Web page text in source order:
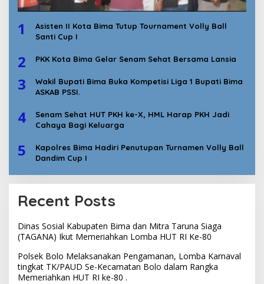
1
Asisten II Kota Bima Tutup Tournament Volly Ball
Santi Cup I
2 PKK Kota Bima Gelar Senam Sehat Bersama Lansia
3
Wakil Bupati Bima Buka Kompetisi Liga 1 Bupati Bima
ASKAB PSSI.
4
Senam Sehat HUT PKH ke-X, HML Harap PKH Jadi
Cahaya Bagi Keluarga
5
Kapolres Bima Hadiri Penutupan Turnamen Volly Ball
Dandim Cup I
Recent Posts
Dinas Sosial Kabupaten Bima dan Mitra Taruna Siaga
(TAGANA) Ikut Memeriahkan Lomba HUT RI Ke-80
Polsek Bolo Melaksanakan Pengamanan, Lomba Karnaval
tingkat TK/PAUD Se-Kecamatan Bolo dalam Rangka
Memeriahkan HUT RI ke-80 .